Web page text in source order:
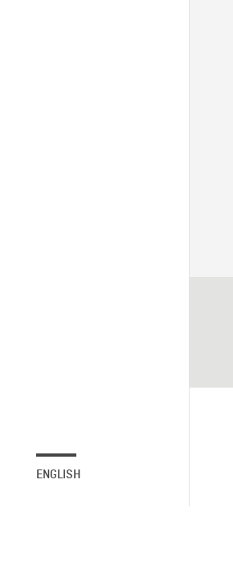
ENGLISH